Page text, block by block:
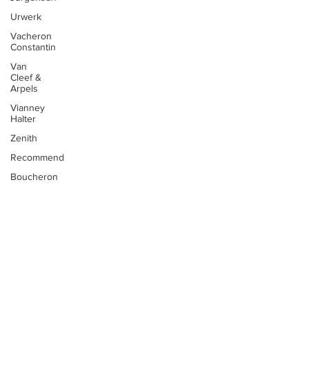
Urwerk
Vacheron
Constantin
Van
Cleef &
Arpels
Vianney
Halter
Zenith
Recommend
Boucheron